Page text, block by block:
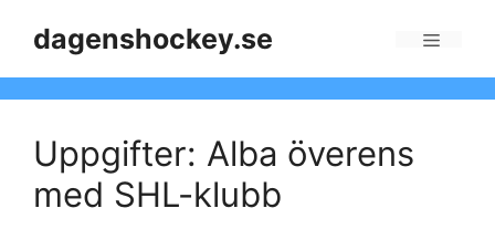
dagenshockey.se
Uppgifter: Alba överens
med SHL-klubb